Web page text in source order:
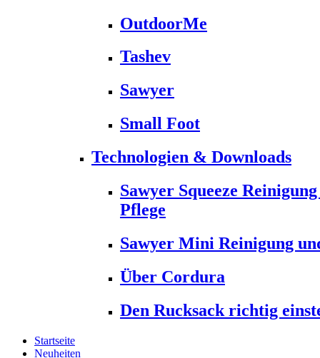
OutdoorMe
Tashev
Sawyer
Small Foot
Technologien & Downloads
Sawyer Squeeze
Pflege
Sawyer Mini Reinigung
Über Cordura
Den Rucksack richtig
Startseite
Neuheiten